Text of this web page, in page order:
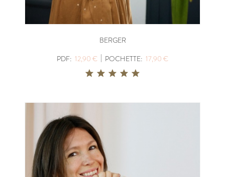
BERGER
PDF: 12,90 € | POCHETTE: 17,90 €